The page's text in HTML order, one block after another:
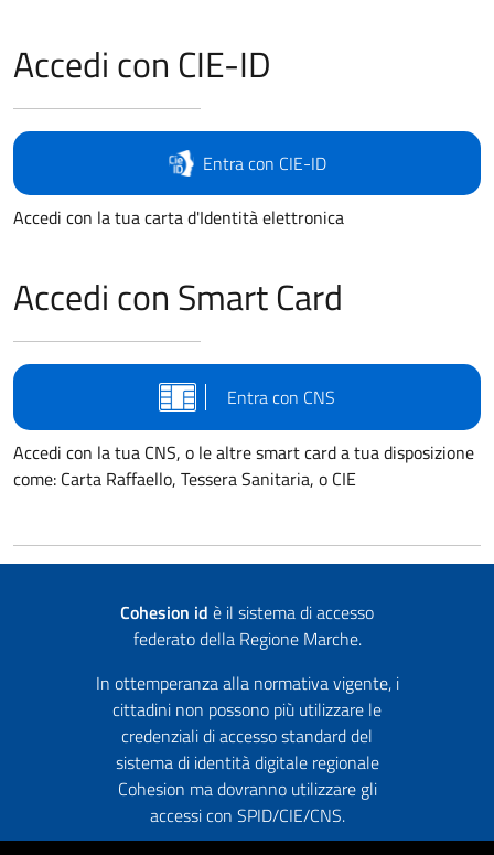
Accedi con CIE-ID
Entra con CIE-ID
Accedi con la tua carta d'Identità elettronica
Accedi con Smart Card
Entra con CNS
Accedi con la tua CNS, o le altre smart card a tua disposizione
come: Carta Raffaello, Tessera Sanitaria, o CIE
Cohesion id è il sistema di accesso
federato della Regione Marche.
In ottemperanza alla normativa vigente, i
cittadini non possono più utilizzare le
credenziali di accesso standard del
sistema di identità digitale regionale
Cohesion ma dovranno utilizzare gli
accessi con SPID/CIE/CNS.